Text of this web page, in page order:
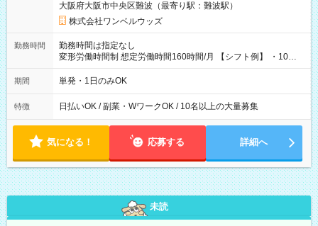
大阪府大阪市中央区難波（最寄り駅：難波駅）
株式会社ワンベルウッズ
勤務時間
勤務時間は指定なし
変形労働時間制 想定労働時間160時間/月 【シフト例】 ・10：
00～20：00
期間 単発・1日のみOK
特徴 日払いOK / 副業・WワークOK / 10名以上の大量募集
気になる！ 応募する 詳細へ
未読